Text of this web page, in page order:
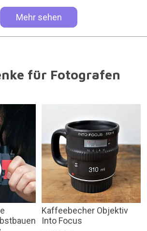
Mehr sehen
für Fotografen
Kaffeebecher Objektiv
Into Focus